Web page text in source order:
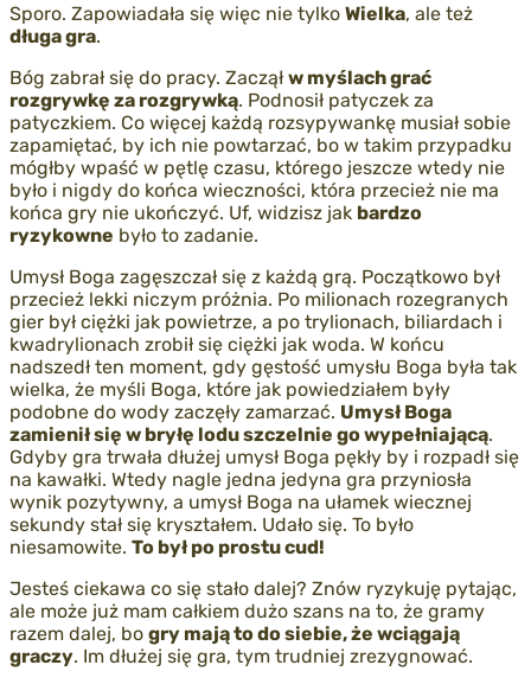
Sporo. Zapowiadała się więc nie tylko Wielka, ale też
długa gra.
Bóg zabrał się do pracy. Zaczął w myślach grać
rozgrywkę za rozgrywką. Podnosił patyczek za
patyczkiem. Co więcej każdą rozsypywankę musiał sobie
zapamiętać, by ich nie powtarzać, bo w takim przypadku
mógłby wpaść w pętlę czasu, którego jeszcze wtedy nie
było i nigdy do końca wieczności, która przecież nie ma
końca gry nie ukończyć. Uf, widzisz jak bardzo
ryzykowne było to zadanie.
Umysł Boga zagęszczał się z każdą grą. Początkowo był
przecież lekki niczym próżnia. Po milionach rozegranych
gier był ciężki jak powietrze, a po trylionach, biliardach i
kwadrylionach zrobił się ciężki jak woda. W końcu
nadszedł ten moment, gdy gęstość umysłu Boga była tak
wielka, że myśli Boga, które jak powiedziałem były
podobne do wody zaczęły zamarzać. Umysł Boga
zamienił się w bryłę lodu szczelnie go wypełniającą.
Gdyby gra trwała dłużej umysł Boga pękły by i rozpadł się
na kawałki. Wtedy nagle jedna jedyna gra przyniosła
wynik pozytywny, a umysł Boga na ułamek wiecznej
sekundy stał się kryształem. Udało się. To było
niesamowite. To był po prostu cud!
Jesteś ciekawa co się stało dalej? Znów ryzykuję pytając,
ale może już mam całkiem dużo szans na to, że gramy
razem dalej, bo gry mają to do siebie, że wciągają
graczy. Im dłużej się gra, tym trudniej zrezygnować.